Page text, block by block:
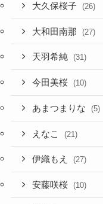
大久保桜子 (26)
大和田南那 (27)
天羽希純 (31)
今田美桜 (10)
あまつまりな (5)
えなこ (21)
伊織もえ (27)
安藤咲桜 (10)